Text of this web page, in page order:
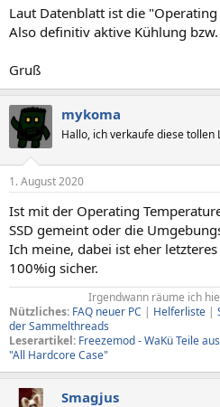
Laut Datenblatt ist die
Also definitiv aktive Kühlung
Gruß
mykoma
Hallo, ich verkaufe diese tollen
1. August 2020
Ist mit der Operating
SSD gemeint oder die
Ich meine, dabei ist eher
100%ig sicher.
Irgendwann räume ich
Nützliches: FAQ neuer PC | Helferliste |
der Sammelthreads
Leserartikel: Freezemod - WaKü Teile
"All Hardcore Case"
Smagjus